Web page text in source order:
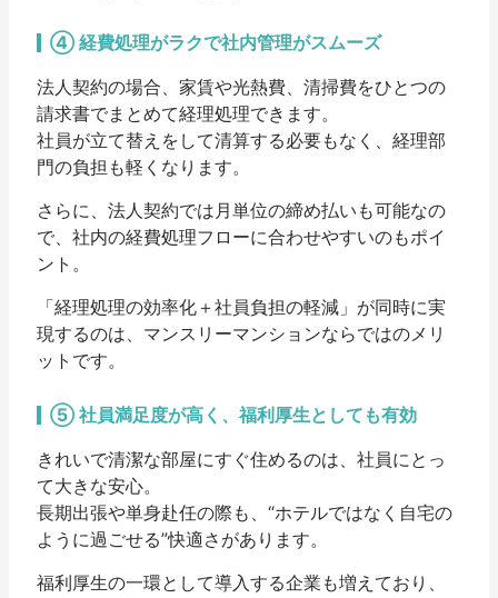
④ 経費処理がラクで社内管理がスムーズ
法人契約の場合、家賃や光熱費、清掃費をひとつの
請求書でまとめて経理処理できます。
社員が立て替えをして清算する必要もなく、経理部
門の負担も軽くなります。
さらに、法人契約では月単位の締め払いも可能なの
で、社内の経費処理フローに合わせやすいのもポイ
ント。
「経理処理の効率化＋社員負担の軽減」が同時に実
現するのは、マンスリーマンションならではのメリ
ットです。
⑤ 社員満足度が高く、福利厚生としても有効
きれいで清潔な部屋にすぐ住めるのは、社員にとっ
て大きな安心。
長期出張や単身赴任の際も、“ホテルではなく自宅の
ように過ごせる”快適さがあります。
福利厚生の一環として導入する企業も増えており、